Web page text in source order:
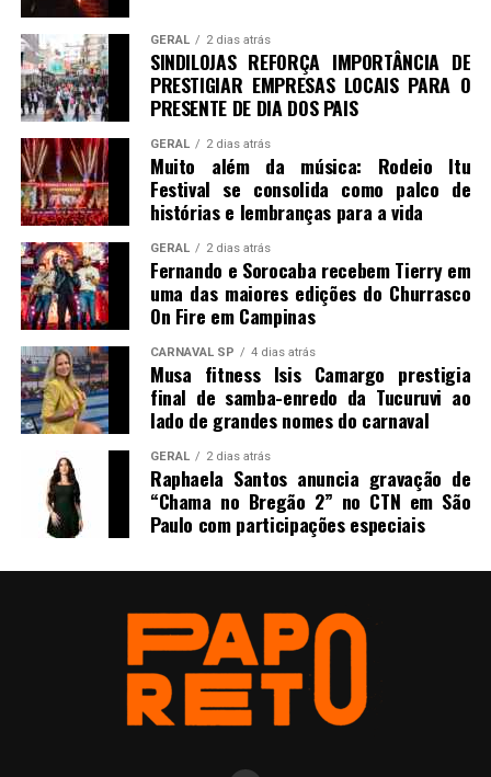
GERAL 2 dias atrás
SINDILOJAS REFORÇA IMPORTÂNCIA DE
PRESTIGIAR EMPRESAS LOCAIS PARA O
PRESENTE DE DIA DOS PAIS
GERAL 2 dias atrás
Muito além da música: Rodeio Itu
Festival se consolida como palco de
histórias e lembranças para a vida
GERAL 2 dias atrás
Fernando e Sorocaba recebem Tierry em
uma das maiores edições do Churrasco
On Fire em Campinas
CARNAVAL SP 4 dias atrás
Musa fitness Isis Camargo prestigia
final de samba-enredo da Tucuruvi ao
lado de grandes nomes do carnaval
GERAL 2 dias atrás
Raphaela Santos anuncia gravação de
“Chama no Bregão 2” no CTN em São
Paulo com participações especiais